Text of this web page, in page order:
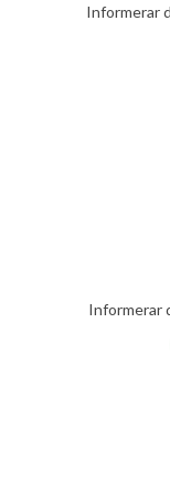
Informerar
Informerar